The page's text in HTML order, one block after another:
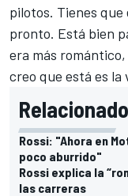
pilotos. Tienes
pronto. Está bien
era más romántico
creo que está es la
Rossi: "Ahora en
poco aburrido"
Rossi explica la
las carreras